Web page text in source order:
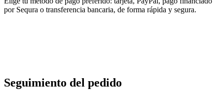
por Sequra o transferencia bancaria, de forma rápida y segura.
Seguimiento del pedido